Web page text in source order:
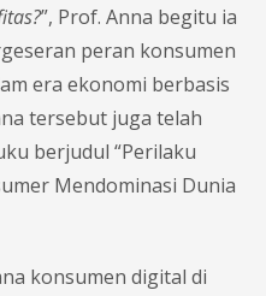
”, Prof. Anna begitu ia
peran konsumen
era ekonomi berbasis
tersebut juga telah
berjudul “Perilaku
Mendominasi Dunia
konsumen digital di